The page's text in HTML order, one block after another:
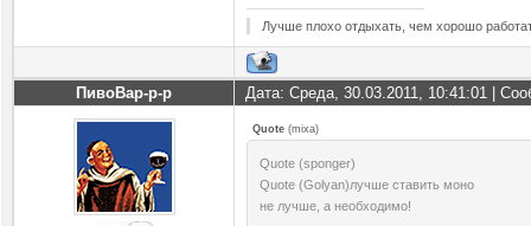
Лучше плохо отдыхать, чем хорошо
ПивоВар-р-р Дата: Среда, 30.03.2011, 10:41:01 |
Quote (mixa)
Quote (sponger)
Quote (Golyan)лучше ставить моно
не лучше, а необходимо!